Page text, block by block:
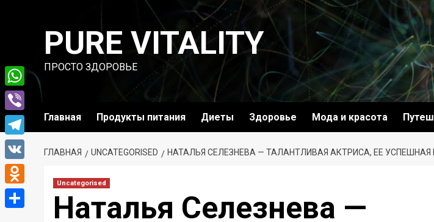
содержимомуPURE VITALITY
ПРОСТО ЗДОРОВЬЕ
Главная Продукты питания Диеты Здоровье Мода и красота
ГЛАВНАЯ UNCATEGORISED НАТАЛЬЯ СЕЛЕЗНЕВА — ТАЛАНТЛИВАЯ АКТРИСА, ЕЕ
Uncategorised
Наталья Селезнева —
WhatsApp
Viber
Telegram
VK
Odnoklassniki
Отправить